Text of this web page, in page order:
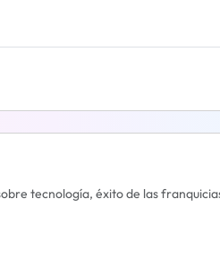
tecnología, éxito de las